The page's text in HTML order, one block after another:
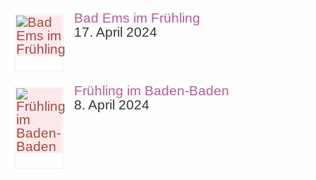
Bad Ems im Frühling
17. April 2024
Frühling im Baden-Baden
8. April 2024